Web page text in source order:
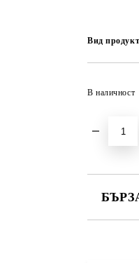
Вид
В наличност